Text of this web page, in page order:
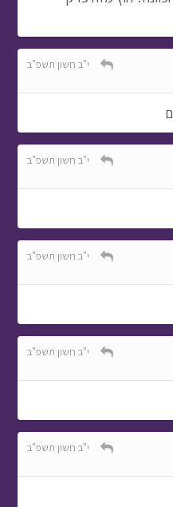
י"ב חשון תשפ"ב
י"ב חשון תשפ"ב
י"ב חשון תשפ"ב
י"ב חשון תשפ"ב
י"ב חשון תשפ"ב